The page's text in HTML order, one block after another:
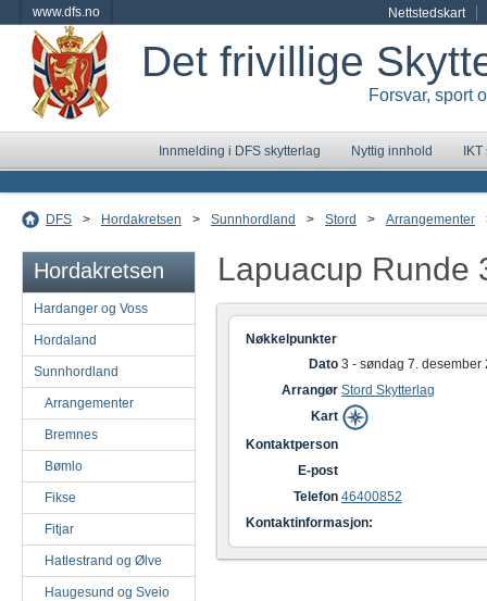
www.dfs.no Nettstedskart
Det frivillige
Forsvar, sport
Innmelding i DFS skytterlag Nyttig innhold
DFS > Hordakretsen > Sunnhordland > Stord > Arrangementer
Hordakretsen
Hardanger og Voss
Hordaland
Sunnhordland
Arrangementer
Bremnes
Bømlo
Fikse
Fitjar
Hatlestrand og Ølve
Haugesund og Sveio
Lapuacup Runde
Nøkkelpunkter
Dato 3 - søndag 7. desember
Arrangør Stord Skytterlag
Kart
Kontaktperson
E-post
Telefon 46400852
Kontaktinformasjon: